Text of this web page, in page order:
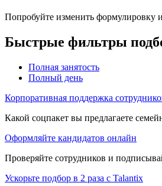
Попробуйте изменить формулировку
Быстрые фильтры
Полная занятость
Полный день
Корпоративная поддержка
Какой соцпакет вы предлагаете
Оформляйте кандидатов онлайн
Проверяйте сотрудников и
Ускорьте подбор в 2 раза с Talantix